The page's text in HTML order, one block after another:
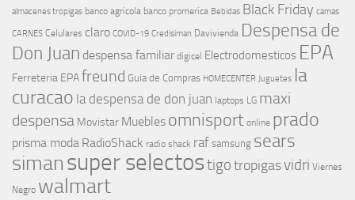
almacenes tropigas banco agricola banco promerica Bebidas Black Friday camas
CARNES Celulares claro COVID-19 Credisiman Davivienda Despensa de
Don Juan despensa familiar digicel Electrodomesticos EPA
Ferreteria EPAfreund Guia de Compras HOMECENTER Juguetes la
curacao la despensa de don juan laptops LG maxi
despensa Movistar Muebles omnisport online prado
prisma moda RadioShack radio shack raf samsung sears
simansuper selectostigotropigasvidri Viernes
Negro walmart